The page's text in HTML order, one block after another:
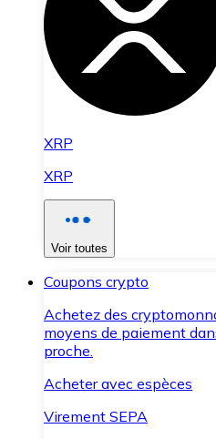
XRP
XRP
Voir toutes
Coupons crypto
Achetez des
moyens de paiement
proche.
Acheter avec espèces
Virement SEPA